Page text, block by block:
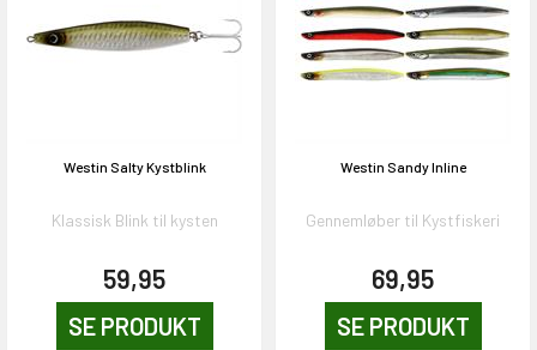
Westin Salty Kystblink
Klassisk Blink til kysten
59,95
SE PRODUKT
Westin Sandy Inline
Gennemløber til Kystfiskeri
69,95
SE PRODUKT